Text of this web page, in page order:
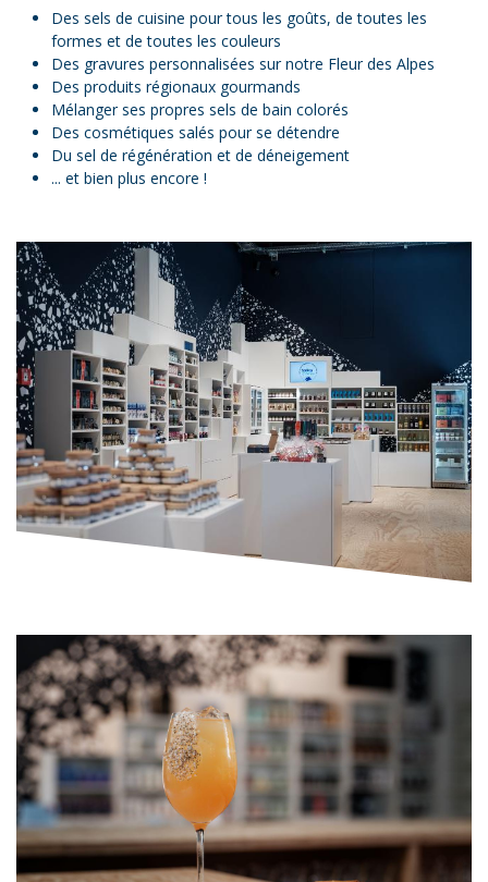
Des sels de cuisine pour tous les goûts, de toutes les
formes et de toutes les couleurs
Des gravures personnalisées sur notre Fleur des Alpes
Des produits régionaux gourmands
Mélanger ses propres sels de bain colorés
Des cosmétiques salés pour se détendre
Du sel de régénération et de déneigement
... et bien plus encore !